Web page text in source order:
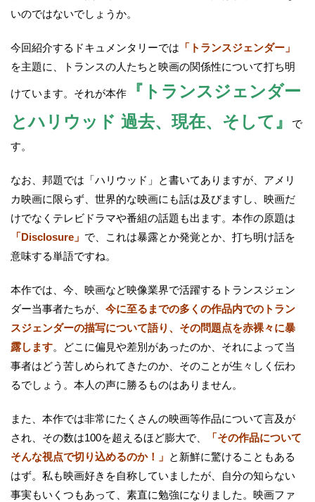
いのではないでしょうか。
今回紹介するドキュメンタリーでは 「トランスジェンダー」
を主題に、トランスの人たちと映画の関係性について打ち明
けています。それが本作
『トランスジェンダー
とハリウッド 過去、現在、そして』
で
す。
なお、邦題では「ハリウッド」と書いてありますが、アメリ
カ映画に限らず、世界的な映画にも話は及びますし、映画だ
けでなくテレビドラマや番組の話題も出ます。本作の原題は
「Disclosure」 で、これは暴露とか発覚とか、打ち明け話を
意味する単語ですね。
本作では、今、映画など映像業界で活躍するトランスジェン
ダー当事者たちが、 今に至るまでの多くの作品内でのトラン
スジェンダーの描写について語り、その問題点を赤裸々に暴
露します。どこに偏見や差別があったのか、それによって当
事者はどう苦しめられてきたのか、そのことが生々しく伝わ
るでしょう。本人の声に勝るものはありません。
また、本作では非常にたくさんの映画等作品について言及が
され、その数は100を超えるほど膨大で、
「その作品について
そんな視点で切り込めるのか！」 と新鮮に驚けることもある
はず。私も映画好きを自称していましたが、自分の知らない
事実もいくつもあって、素直に勉強になりました。映画ファ